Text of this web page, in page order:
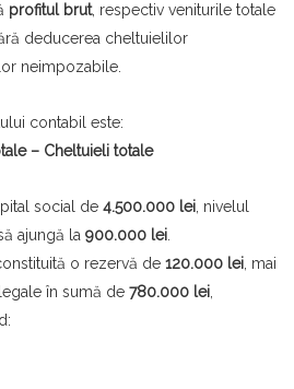
profitul brut, respectiv veniturile totale
deducerea cheltuielilor
neimpozabile.
contabil este:
– Cheltuieli totale
social de 4.500.000 lei, nivelul
ajungă la 900.000 lei.
o rezervă de 120.000 lei, mai
în sumă de 780.000 lei,